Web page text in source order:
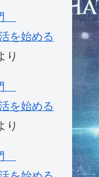
を始める
り
を始める
り